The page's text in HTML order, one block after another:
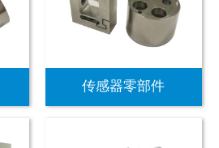
传感器零部件